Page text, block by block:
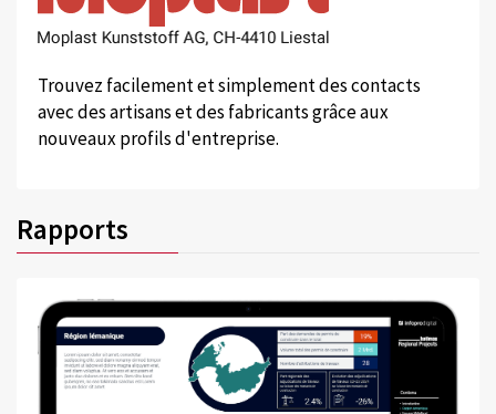
Trouvez facilement et simplement des contacts
avec des artisans et des fabricants grâce aux
nouveaux profils d'entreprise.
Rapports